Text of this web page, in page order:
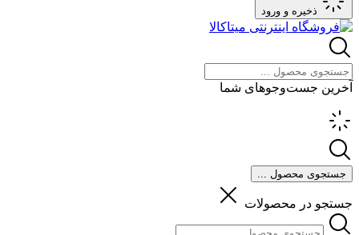
ذخیره و ورود
آخرین جست‌وجوهای شما
جستجوی محصول ...
جستجو در محصولات